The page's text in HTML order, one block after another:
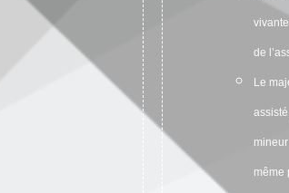
de
Le
même